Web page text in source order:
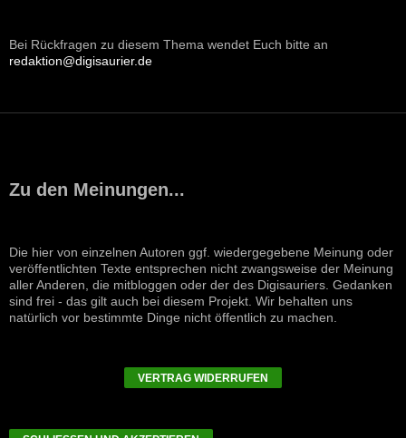
Bei Rückfragen zu diesem Thema wendet Euch bitte an
redaktion@digisaurier.de
Zu den Meinungen...
Die hier von einzelnen Autoren ggf. wiedergegebene Meinung oder
veröffentlichten Texte entsprechen nicht zwangsweise der Meinung
aller Anderen, die mitbloggen oder der des Digisauriers. Gedanken
sind frei - das gilt auch bei diesem Projekt. Wir behalten uns
natürlich vor bestimmte Dinge nicht öffentlich zu machen.
VERTRAG WIDERRUFEN